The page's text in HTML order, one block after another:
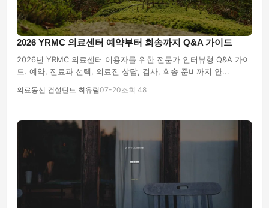
2026 YRMC 의료센터 예약부터 회송까지 Q&A 가이드
2026년 YRMC 의료센터 이용자를 위한 전문가 인터뷰형 Q&A 가이
드. 예약, 진료과 선택, 의료진 상담, 검사, 회송 준비까지 안...
의료동선 컨설턴트 최유림07-20조회 48